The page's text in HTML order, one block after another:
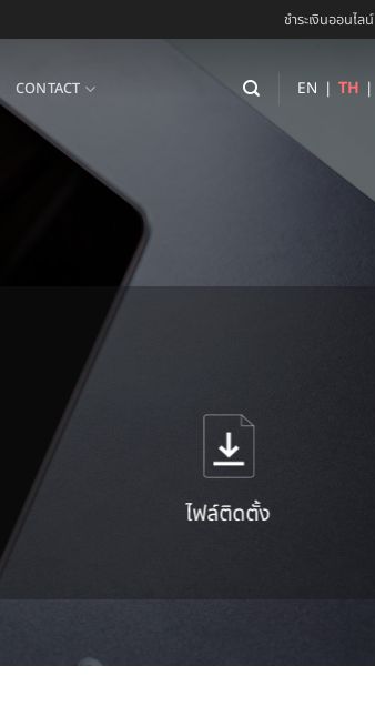
ชำระเงินออนไลน์
CONTACT EN | TH |
ไฟล์ติดตั้ง